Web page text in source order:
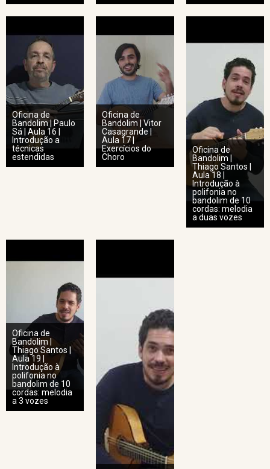
Oficina de
Bandolim | Paulo
Sá | Aula 16 |
Introdução a
técnicas
estendidas
Oficina de
Bandolim | Vitor
Casagrande |
Aula 17 |
Exercícios do
Choro
Oficina de
Bandolim |
Thiago Santos |
Aula 18 |
Introdução à
polifonia no
bandolim de 10
cordas: melodia
a duas vozes
Oficina de
Bandolim |
Thiago Santos |
Aula 19 |
Introdução à
polifonia no
bandolim de 10
cordas: melodia
a 3 vozes